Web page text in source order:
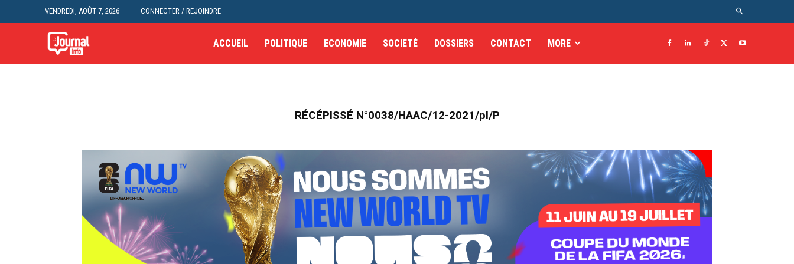
VENDREDI, AOÛT 7, 2026 CONNECTER / REJOINDRE
ACCUEIL POLITIQUE ECONOMIE SOCIETÉ DOSSIERS CONTACT MORE
RÉCÉPISSÉ N°0038/HAAC/12-2021/pl/P